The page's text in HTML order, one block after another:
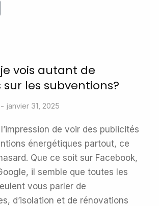
vois autant de
les subventions?
janvier 31, 2025
de voir des publicités
énergétiques partout, ce
Que ce soit sur Facebook,
il semble que toutes les
vous parler de
d’isolation et de rénovations